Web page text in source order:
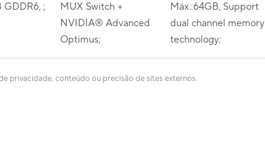
GDDR6, ;
MUX Switch +
NVIDIA® Advanced
Optimus;
Máx.:64GB, Support
dual channel memory
technology;
privacidade, conteúdo ou precisão de sites externos.